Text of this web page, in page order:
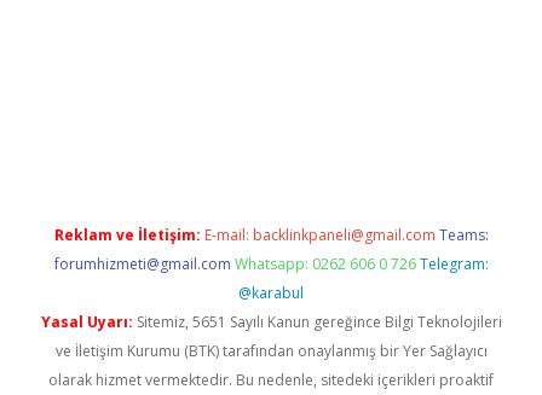
Reklam ve İletişim: E-mail: backlinkpaneli@gmail.com Teams:
forumhizmeti@gmail.com Whatsapp: 0262 606 0 726 Telegram:
@karabul
Yasal Uyarı: Sitemiz, 5651 Sayılı Kanun gereğince Bilgi Teknolojileri
ve İletişim Kurumu (BTK) tarafından onaylanmış bir Yer Sağlayıcı
olarak hizmet vermektedir. Bu nedenle, sitedeki içerikleri proaktif